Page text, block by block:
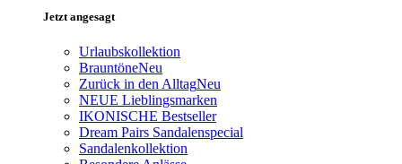
Jetzt angesagt
Urlaubskollektion
BrauntöneNeu
Zurück in den AlltagNeu
NEUE Lieblingsmarken
IKONISCHE Bestseller
Dream Pairs Sandalenspecial
Sandalenkollektion